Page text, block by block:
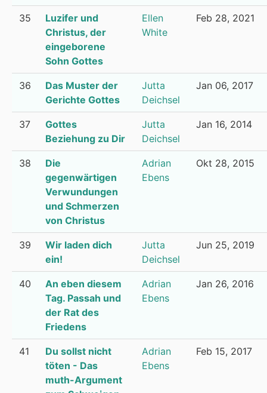
35
Luzifer und
Christus, der
eingeborene
Sohn Gottes
Ellen
White
Feb 28, 2021
36
Das Muster der
Gerichte Gottes
Jutta
Deichsel
Jan 06, 2017
37
Gottes
Beziehung zu Dir
Jutta
Deichsel
Jan 16, 2014
38
Die
gegenwärtigen
Verwundungen
und Schmerzen
von Christus
Adrian
Ebens
Okt 28, 2015
39
Wir laden dich
ein!
Jutta
Deichsel
Jun 25, 2019
40
An eben diesem
Tag. Passah und
der Rat des
Friedens
Adrian
Ebens
Jan 26, 2016
41
Du sollst nicht
töten - Das
muth-Argument
Adrian
Ebens
Feb 15, 2017